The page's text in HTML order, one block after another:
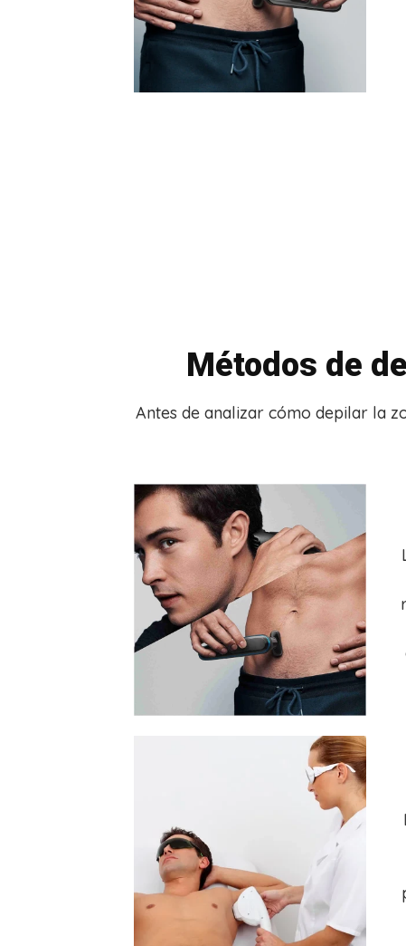
Métodos de
Antes de analizar cómo depilar la